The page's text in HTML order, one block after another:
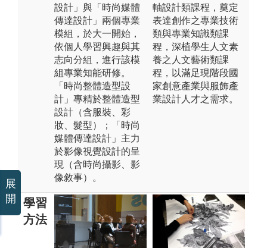
設計」與「時尚媒體
傳達設計」兩個專業
模組，於大一開始，
依個人學習興趣與其
志向分組，進行該模
組專業知能研修。
「時尚整體造型設
計」專精於整體造型
設計（含服裝、彩
妝、髮型）；「時尚
媒體傳達設計」主力
於影像視覺設計的呈
現（含時尚攝影、影
像敘事）。
軸設計類課程，奠定
表達創作之專業技術
類與專業知識類課
程，深植學生人文素
養之人文藝術類課
程，以滿足現階段國
家創意產業與服飾產
業設計人才之需求。
學習
方法
展
開